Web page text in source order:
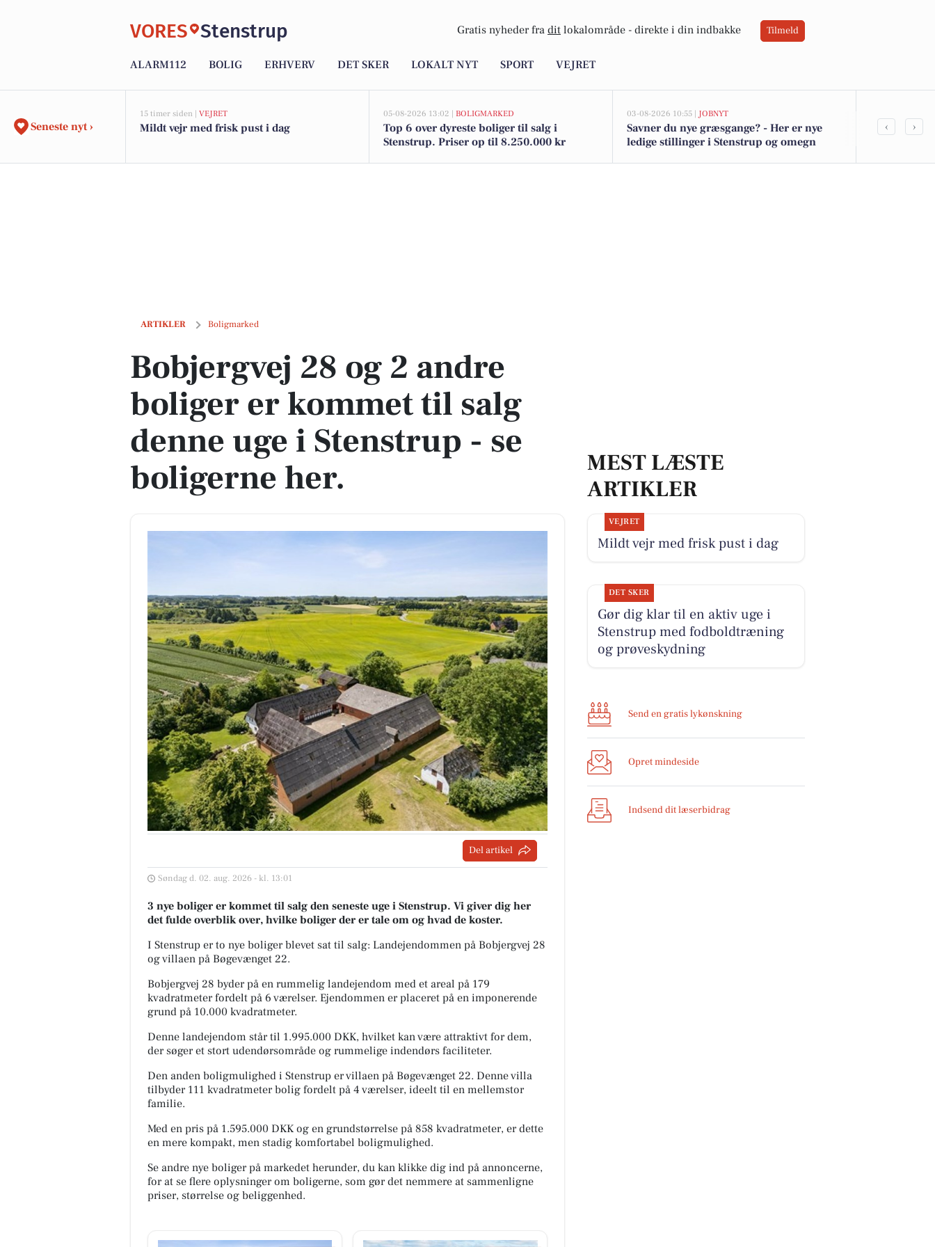
VORES Stenstrup Gratis nyheder fra dit lokalområde - direkte i din indbakke Tilmeld
ALARM112 BOLIG ERHVERV DET SKER LOKALT NYT SPORT VEJRET
Seneste nyt ›
15 timer siden | VEJRET
Mildt vejr med frisk pust i dag
05-08-2026 13:02 | BOLIGMARKED
Top 6 over dyreste boliger til salg i
Stenstrup. Priser op til 8.250.000 kr
03-08-2026 10:55 | JOBNYT
Savner du nye græsgange? - Her er nye
ledige stillinger i Stenstrup og omegn
Spier PS-
‹ ›
ARTIKLER Boligmarked
Bobjergvej 28 og 2 andre boliger er kommet til salg denne uge i Stenstrup - se boligerne her.
Bobjergvej 28 og 2 andre
boliger er kommet til salg
denne uge i Stenstrup - se
boligerne her.
Del artikel
Søndag d. 02. aug. 2026 - kl. 13:01
3 nye boliger er kommet til salg den seneste uge i Stenstrup. Vi giver dig her
det fulde overblik over, hvilke boliger der er tale om og hvad de koster.
I Stenstrup er to nye boliger blevet sat til salg: Landejendommen på Bobjergvej 28
og villaen på Bøgevænget 22.
Bobjergvej 28 byder på en rummelig landejendom med et areal på 179
kvadratmeter fordelt på 6 værelser. Ejendommen er placeret på en imponerende
grund på 10.000 kvadratmeter.
Denne landejendom står til 1.995.000 DKK, hvilket kan være attraktivt for dem,
der søger et stort udendørsområde og rummelige indendørs faciliteter.
Den anden boligmulighed i Stenstrup er villaen på Bøgevænget 22. Denne villa
tilbyder 111 kvadratmeter bolig fordelt på 4 værelser, ideelt til en mellemstor
familie.
Med en pris på 1.595.000 DKK og en grundstørrelse på 858 kvadratmeter, er dette
en mere kompakt, men stadig komfortabel boligmulighed.
Se andre nye boliger på markedet herunder, du kan klikke dig ind på annoncerne,
for at se flere oplysninger om boligerne, som gør det nemmere at sammenligne
priser, størrelse og beliggenhed.
MEST LÆSTE
ARTIKLER
VEJRET
Mildt vejr med frisk pust i dag
DET SKER
Gør dig klar til en aktiv uge i
Stenstrup med fodboldtræning
og prøveskydning
Send en gratis lykønskning
Opret mindeside
Indsend dit læserbidrag